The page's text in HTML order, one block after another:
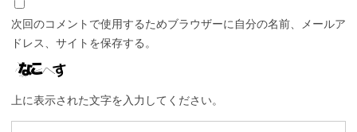
次回のコメントで使用するためブラウザーに自分の名前、メールア
ドレス、サイトを保存する。
上に表示された文字を入力してください。